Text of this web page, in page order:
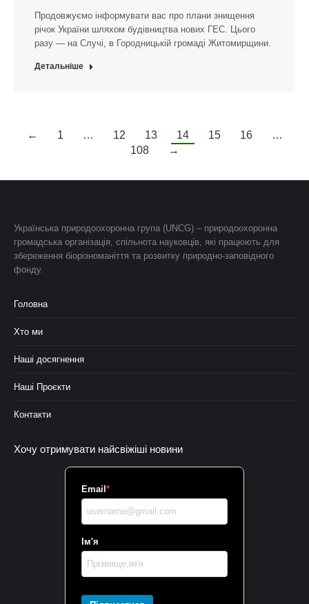
Продовжуємо інформувати вас про плани знищення
річок України шляхом будівництва нових ГЕС. Цього
разу — на Случі, в Городницькій громаді Житомирщини.
Детальніше
← 1 … 12 13 14 15 16
…
108
→
Українська природоохоронна група (UNCG) – природоохоронна
громадська організація, спільнота науковців, які працюють для
збереження біорізноманіття та розвитку природно-заповідного
фонду.
Головна
Хто ми
Наші досягнення
Наші Проєкти
Контакти
Хочу отримувати найсвіжіші новини
Email *
Ім'я